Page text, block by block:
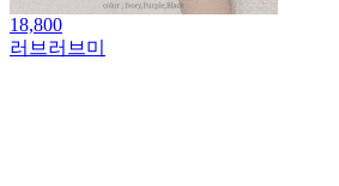
18,800
러브러브미